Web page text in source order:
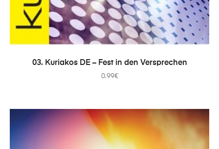
ADICIONAR
03. Kuriakos DE – Fest in den Versprechen
0.99€